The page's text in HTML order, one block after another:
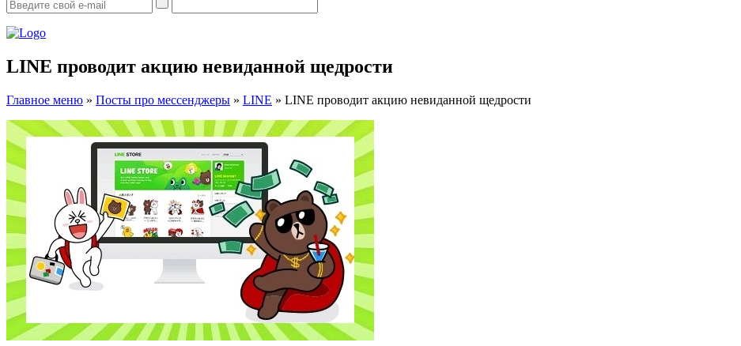
LINE проводит акцию невиданной щедрости
Главное меню » Посты про мессенджеры » LINE » LINE проводит акцию невиданной щедрости